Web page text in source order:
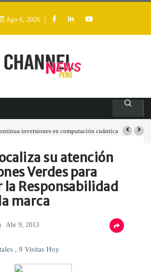
Ago 6, 2026
inversiones en computación cuántica
BELDEN focaliza su…
su atención
Verdes para
Responsabilidad
marca
Abr 9, 2013
, 9 Visitas Hoy